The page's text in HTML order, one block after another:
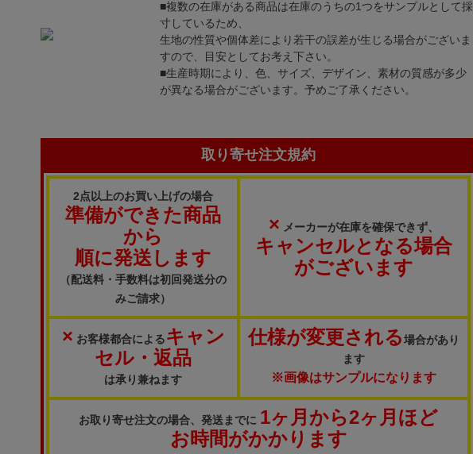
■複数の在庫がある商品は在庫のうちの1つをサンプルとして採
寸しているため、
生地の性質や個体差により若干の誤差が生じる場合がございま
すので、目安としてお考え下さい。
■生産時期により、色、サイズ、デザイン、素材の質感が多少
が異なる場合がございます。予めご了承ください。
取り寄せ注文規約
2点以上のお買い上げの場合
準備ができた商品
から
順に発送します
（配送料・手数料は初回発送分の
みご請求）
× メーカーが在庫を確保できず、
キャンセルとなる場合
がございます
× お客様都合によるキャン
セル・返品
は承り兼ねます
仕様が変更される場合があり
ます
※画像はサンプルになります
お取り寄せ注文の場合、発送までに 1ヶ月から2ヶ月ほど
お時間がかかります